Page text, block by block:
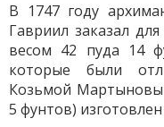
В 1747 году
Гавриил заказал
весом 42 пуда 14
которые были
Козьмой
5 фунтов) изготовлен